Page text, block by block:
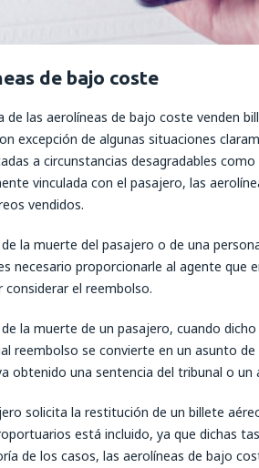
de bajo coste
de las aerolíneas de bajo coste venden
excepción de algunas situaciones
a circunstancias desagradables
vinculada con el pasajero, las
vendidos.
de la muerte del pasajero o de una
necesario proporcionarle al agente
considerar el reembolso.
de la muerte de un pasajero, cuando
reembolso se convierte en un asunto
obtenido una sentencia del tribunal o un
solicita la restitución de un billete
está incluido, ya que dichas
de los casos, las aerolíneas de bajo